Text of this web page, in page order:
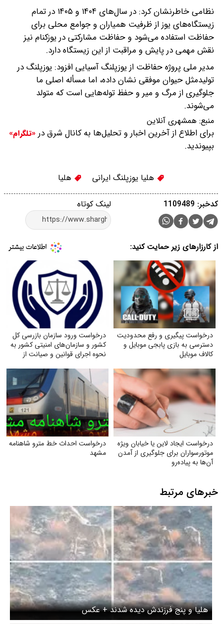
نظامی خاطرنشان کرد: در سال‌های ۱۴۰۴ و ۱۴۰۵ در تمام
زیستگاه‌های یوز از ظرفیت همیاران و جوامع محلی برای
حفاظت استفاده می‌شود و حفاظت مشارکتی در یوزکنام نیز
نقش مهمی در پایش و مراقبت از این زیستگاه دارد.
مدیر ملی پروژه حفاظت از یوزپلنگ آسیایی افزود: یوزپلنگ در
تولیدمثل حیوان موفقی نشان داده، اما مسأله اصلی ما
جلوگیری از مرگ و میر و حفظ توله‌هایی است که متولد
می‌شوند.
منبع: همشهری آنلاین
برای اطلاع از آخرین اخبار و تحلیل‌ها به کانال شرق در «تلگرام»
بپیوندید.
هلیا یوزپلنگ ایرانی هلیا
لینک کوتاه کدخبر: 1109489
از کارزارهای زیر حمایت کنید:
درخواست پیگیری و رفع محدودیت
دسترسی به بازی پابجی موبایل و
کالاف موبایل
درخواست ورود سازمان بازرسی کل
کشور و سازمان‌های امنیتی کشور به
نحوه اجرای قوانین و صیانت از
درخواست ایجاد لاین یا خیابان ویژه
موتورسواران برای جلوگیری از آمدن
آن‌ها به پیاده‌رو
درخواست احداث خط مترو شاهنامه
مشهد
خبرهای مرتبط
هلیا و پنج فرزندش دیده شدند + عکس